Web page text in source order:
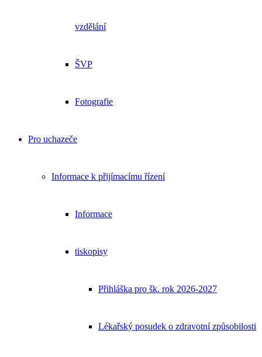
vzdělání
ŠVP
Fotografie
Pro uchazeče
Informace k přijímacímu řízení
Informace
tiskopisy
Přihláška pro šk. rok 2026-2027
Lékařský posudek o zdravotní způsobilosti